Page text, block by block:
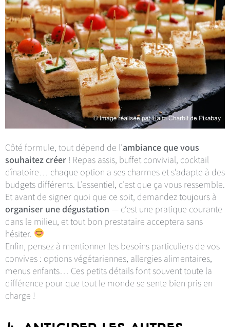
Côté formule, tout dépend de l’ambiance que vous
souhaitez créer ! Repas assis, buffet convivial, cocktail
dînatoire… chaque option a ses charmes et s’adapte à des
budgets différents. L’essentiel, c’est que ça vous ressemble.
Et avant de signer quoi que ce soit, demandez toujours à
organiser une dégustation — c’est une pratique courante
dans le milieu, et tout bon prestataire acceptera sans
hésiter.
Enfin, pensez à mentionner les besoins particuliers de vos
convives : options végétariennes, allergies alimentaires,
menus enfants… Ces petits détails font souvent toute la
différence pour que tout le monde se sente bien pris en
charge !